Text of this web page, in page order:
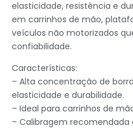
elasticidade, resistência e
em carrinhos de mão,
veículos não motorizados
confiabilidade.
Características:
– Alta concentração de
elasticidade e durabilidade.
– Ideal para carrinhos de
– Calibragem